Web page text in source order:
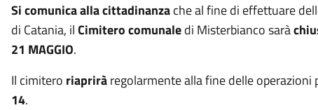
Si comunica alla cittadinanzache al fine di effettuare
di Catania, ilCimitero comunaledi Misterbianco sarà
21 MAGGIO.
Il cimitero riapriràregolarmente alla fine delle
14.